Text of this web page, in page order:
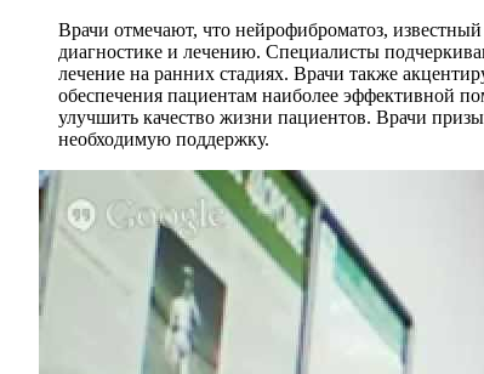
Врачи отмечают, что нейрофиброматоз, известный
диагностике и лечению. Специалисты
лечение на ранних стадиях. Врачи также
обеспечения пациентам наиболее эффективной
улучшить качество жизни пациентов. Врачи
необходимую поддержку.